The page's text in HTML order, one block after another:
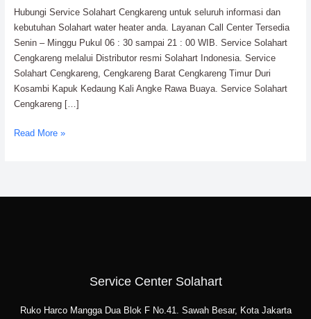
Hubungi Service Solahart Cengkareng untuk seluruh informasi dan
kebutuhan Solahart water heater anda. Layanan Call Center Tersedia
Senin – Minggu Pukul 06 : 30 sampai 21 : 00 WIB. Service Solahart
Cengkareng melalui Distributor resmi Solahart Indonesia. Service
Solahart Cengkareng, Cengkareng Barat Cengkareng Timur Duri
Kosambi Kapuk Kedaung Kali Angke Rawa Buaya. Service Solahart
Cengkareng […]
Read More »
Service Center Solahart
Ruko Harco Mangga Dua Blok F No.41. Sawah Besar, Kota Jakarta